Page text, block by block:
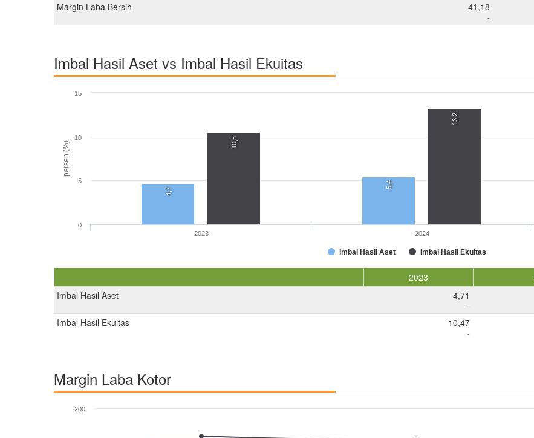
Margin Laba Bersih 41,18
-
Imbal Hasil Aset vs Imbal Hasil Ekuitas
persen (%)
4,7
5,4
10,5
13,2
Imbal Hasil Aset Imbal Hasil Ekuitas
2023 2024
0
5
10
15
2023
Imbal Hasil Aset
4,71
-
Imbal Hasil Ekuitas 10,47
-
Margin Laba Kotor
200